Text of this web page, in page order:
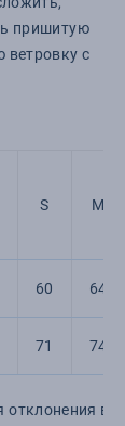
пришитую
ветровку с
S M
60 64
71 74
отклонения в